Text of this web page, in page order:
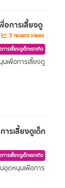
การเลี้ยงดู
3 recent views
ารเลี้ยงดูเด็กแรกเกิด
เพื่อการเลี้ยงดู
ารเลี้ยงดูเด็ก
ารเลี้ยงดูเด็กแรกเกิด
นอุดหนุนเพื่อการ